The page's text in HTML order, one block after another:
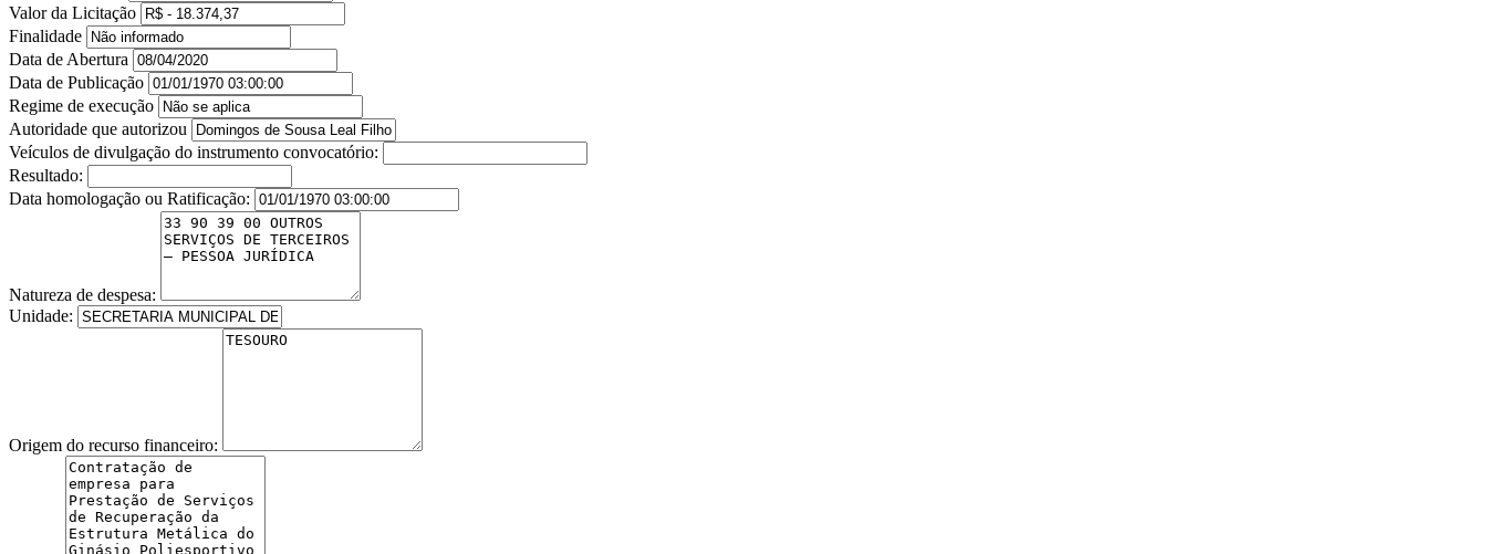
Valor da Licitação
Finalidade
Data de Abertura
Data de Publicação
Regime de execução
Autoridade que autorizou
Veículos de divulgação do instrumento convocatório:
Resultado:
Data homologação ou Ratificação:
Natureza de despesa:
Unidade:
Origem do recurso financeiro: